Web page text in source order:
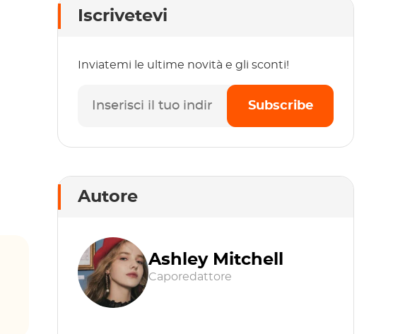
Iscrivetevi
Inviatemi le ultime novità e gli sconti!
Subscribe
Autore
Ashley Mitchell
Caporedattore